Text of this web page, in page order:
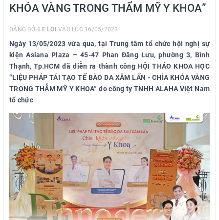
KHÓA VÀNG TRONG THẨM MỸ Y KHOA”
ĐĂNG BỞI LE LOI VÀO LÚC 16/05/2023
Ngày 13/05/2023 vừa qua, tại Trung tâm tổ chức hội nghị sự
kiện Asiana Plaza – 45-47 Phan Đăng Lưu, phường 3, Bình
Thạnh, Tp.HCM đã diễn ra thành công HỘI THẢO KHOA HỌC
“LIỆU PHÁP TÁI TẠO TẾ BÀO DA XÂM LẤN - CHÌA KHÓA VÀNG
TRONG THẪM MỸ Y KHOA” do công ty TNHH ALAHA Việt Nam
tổ chức